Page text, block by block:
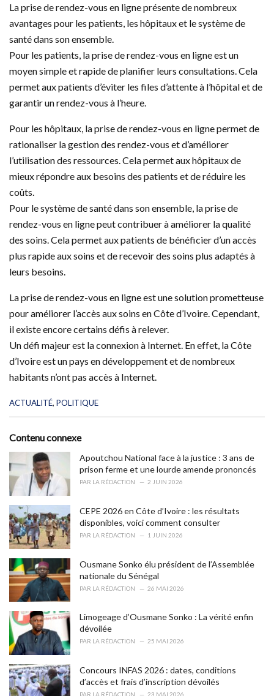
La prise de rendez-vous en ligne présente de nombreux
avantages pour les patients, les hôpitaux et le système de
santé dans son ensemble.
Pour les patients, la prise de rendez-vous en ligne est un
moyen simple et rapide de planifier leurs consultations. Cela
permet aux patients d’éviter les files d’attente à l’hôpital et de
garantir un rendez-vous à l’heure.
Pour les hôpitaux, la prise de rendez-vous en ligne permet de
rationaliser la gestion des rendez-vous et d’améliorer
l’utilisation des ressources. Cela permet aux hôpitaux de
mieux répondre aux besoins des patients et de réduire les
coûts.
Pour le système de santé dans son ensemble, la prise de
rendez-vous en ligne peut contribuer à améliorer la qualité
des soins. Cela permet aux patients de bénéficier d’un accès
plus rapide aux soins et de recevoir des soins plus adaptés à
leurs besoins.
La prise de rendez-vous en ligne est une solution prometteuse
pour améliorer l’accès aux soins en Côte d’Ivoire. Cependant,
il existe encore certains défis à relever.
Un défi majeur est la connexion à Internet. En effet, la Côte
d’Ivoire est un pays en développement et de nombreux
habitants n’ont pas accès à Internet.
C
e
r
e
:
ACTUALITÉ, POLITIQUE
Contenu connexe
Apoutchou National face à la justice : 3 ans de
prison ferme et une lourde amende prononcés
PAR LA RÉDACTION 2 JUIN 2026
CEPE 2026 en Côte d’Ivoire : les résultats
disponibles, voici comment consulter
PAR LA RÉDACTION 1 JUIN 2026
Ousmane Sonko élu président de l’Assemblée
nationale du Sénégal
PAR LA RÉDACTION 26 MAI 2026
Limogeage d’Ousmane Sonko : La vérité enfin
dévoilée
PAR LA RÉDACTION 25 MAI 2026
Concours INFAS 2026 : dates, conditions
d’accès et frais d’inscription dévoilés
PAR LA RÉDACTION 23 MAI 2026